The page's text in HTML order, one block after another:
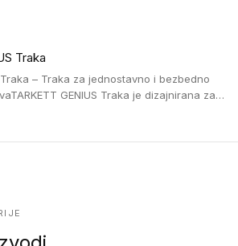
savijanja od 2R za stepenice više od
od aluminijuma za oblasti pod visokim
se na postojeći pod. Veoma su
Traka
Traka – Traka za jednostavno i bezbedno
GENIUS Traka je dizajnirana za